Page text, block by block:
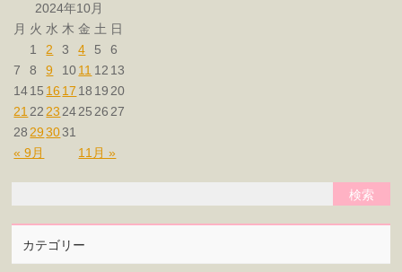
2024年10月
月 火 水 木 金 土 日
« 9月 11月 »
1 2 3 4 5
6
7
8 9 1011 12 13
1415 16 17 18 19 20
21 22 23 2425 26 27
28 29 3031
カテゴリー